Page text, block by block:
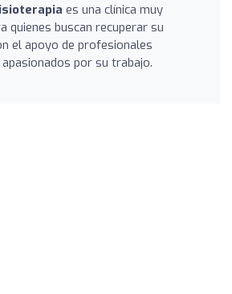
es una clínica muy
quienes buscan recuperar su
el apoyo de profesionales
por su trabajo.